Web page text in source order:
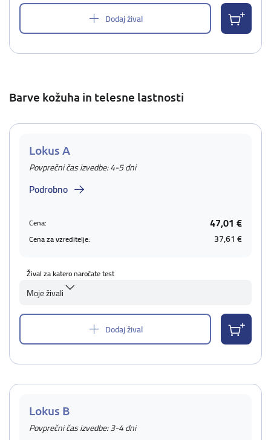
Dodaj žival
Barve kožuha in telesne lastnosti
Lokus A
Povprečni čas izvedbe: 4-5 dni
Podrobno
Cena: 47,01 €
Cena za vzreditelje: 37,61 €
Žival za katero naročate test
Moje živali
Dodaj žival
Lokus B
Povprečni čas izvedbe: 3-4 dni